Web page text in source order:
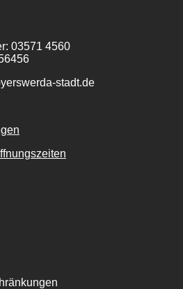
03571 4560
stadt.de